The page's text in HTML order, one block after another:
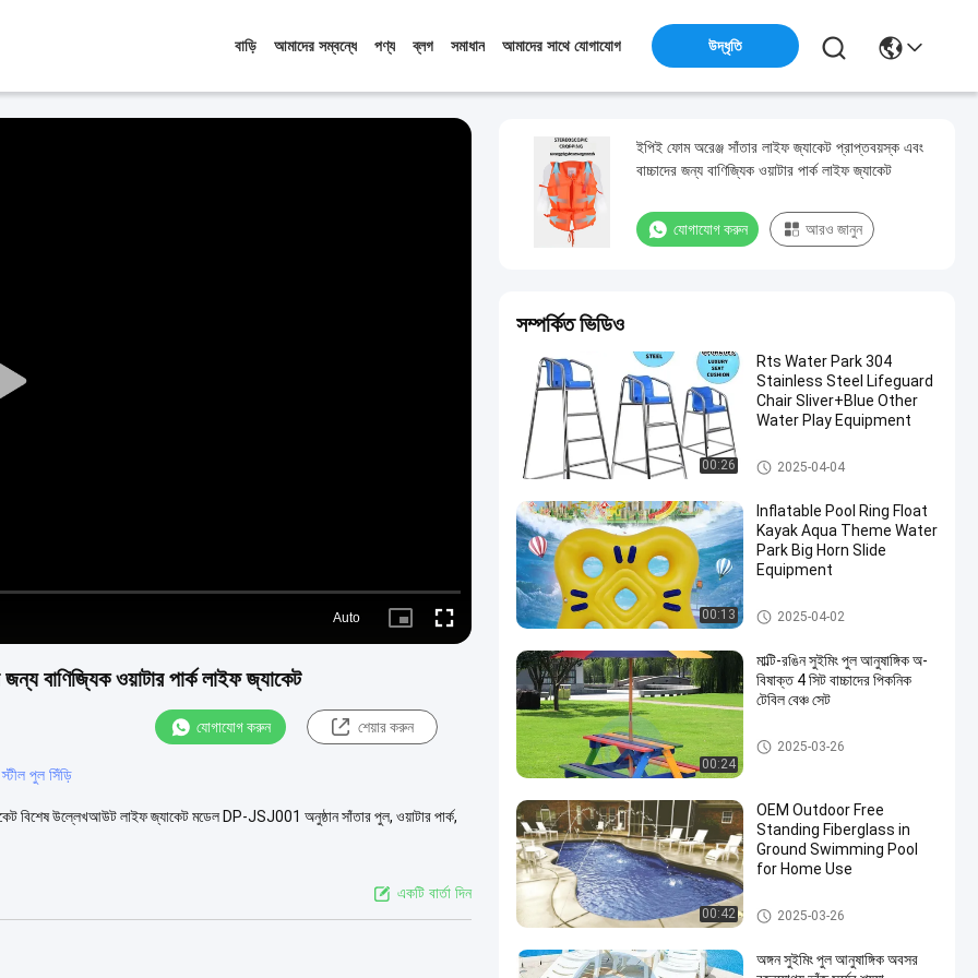
বাড়ি আমাদের সম্বন্ধে পণ্য ব্লগ সমাধান আমাদের সাথে যোগাযোগ উদ্ধৃতি
Play
Auto
Picture- Fullscreen
বাণিজ্যিক ওয়াটার পার্ক লাইফ জ্যাকেট
যোগাযোগ করুন শেয়ার করুন
পুল সিঁড়ি
বিশেষ উল্লেখআউট লাইফ জ্যাকেট মডেল DP-JSJ001 অনুষ্ঠান সাঁতার পুল, ওয়াটার পার্ক,
একটি বার্তা দিন
ইপিই ফোম অরেঞ্জ সাঁতার লাইফ জ্যাকেট প্রাপ্তবয়স্ক এবং
বাচ্চাদের জন্য বাণিজ্যিক ওয়াটার পার্ক লাইফ জ্যাকেট
যোগাযোগ করুন আরও জানুন
সম্পর্কিত ভিডিও
00:26
Rts Water Park 304
Stainless Steel Lifeguard
Chair Sliver+Blue Other
Water Play Equipment
সুইমিং পুল আনুষাঙ্গিক
2025-04-04
00:13
Inflatable Pool Ring Float
Kayak Aqua Theme Water
Park Big Horn Slide
Equipment
সুইমিং পুল আনুষাঙ্গিক
2025-04-02
00:24
মাল্টি-রঙিন সুইমিং পুল আনুষাঙ্গিক অ-
বিষাক্ত 4 সিট বাচ্চাদের পিকনিক
টেবিল বেঞ্চ সেট
সুইমিং পুল আনুষাঙ্গিক
2025-03-26
00:42
OEM Outdoor Free
Standing Fiberglass in
Ground Swimming Pool
for Home Use
সুইমিং পুল আনুষাঙ্গিক
2025-03-26
অঙ্গন সুইমিং পুল আনুষাঙ্গিক অবসর